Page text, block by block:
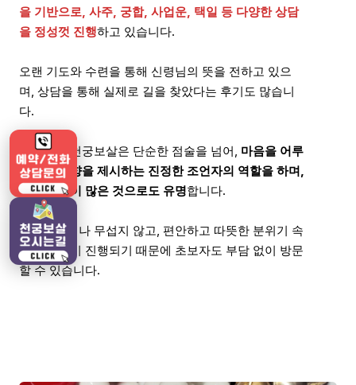
을 기반으로, 사주, 궁합, 사업운, 택일 등 다양한 상담
을 정성껏 진행하고 있습니다.
오랜 기도와 수련을 통해 신령님의 뜻을 전하고 있으
며, 상담을 통해 실제로 길을 찾았다는 후기도 많습니
다.
광주점집 천궁보살은 단순한 점술을 넘어, 마음을 어루
만지고 방향을 제시하는 진정한 조언자의 역할을 하며,
단골 손님이 많은 것으로도 유명합니다.
강압적이거나 무섭지 않고, 편안하고 따뜻한 분위기 속
에서 상담이 진행되기 때문에 초보자도 부담 없이 방문
할 수 있습니다.